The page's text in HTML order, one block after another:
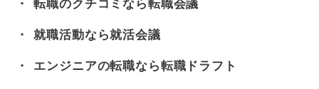
転職のクチコミなら転職会議
就職活動なら就活会議
エンジニアの転職なら転職ドラフト